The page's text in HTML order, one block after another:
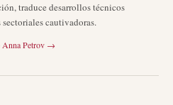
traduce desarrollos técnicos
cautivadoras.
Anna Petrov →